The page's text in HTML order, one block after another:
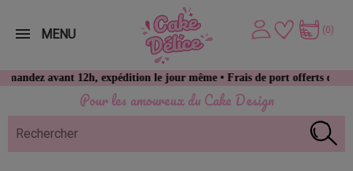
Pour les amoureux du Cake Design
avant 12h, expédition le jour même • Frais de port offerts dès 49 €
(0)
MENU